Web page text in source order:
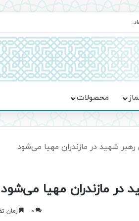
استقامت و تمدن‌سازی امت اسلامی
محصولات
شهید در مازندران مهیا می‌شود
در مازندران مهیا می‌شود
0 زمان